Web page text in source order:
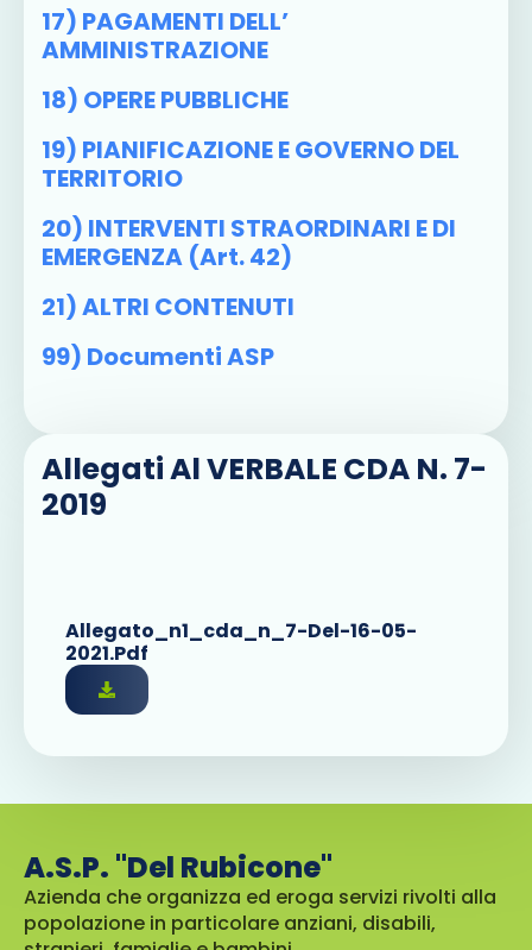
17) PAGAMENTI DELL’
AMMINISTRAZIONE
18) OPERE PUBBLICHE
19) PIANIFICAZIONE E GOVERNO DEL
TERRITORIO
20) INTERVENTI STRAORDINARI E DI
EMERGENZA (art. 42)
21) ALTRI CONTENUTI
99) Documenti ASP
Allegati Al VERBALE CDA N. 7-
2019
Allegato_n1_cda_n_7-Del-16-05-
2021.pdf
A.S.P. "Del Rubicone"
Azienda che organizza ed eroga servizi rivolti alla
popolazione in particolare anziani, disabili,